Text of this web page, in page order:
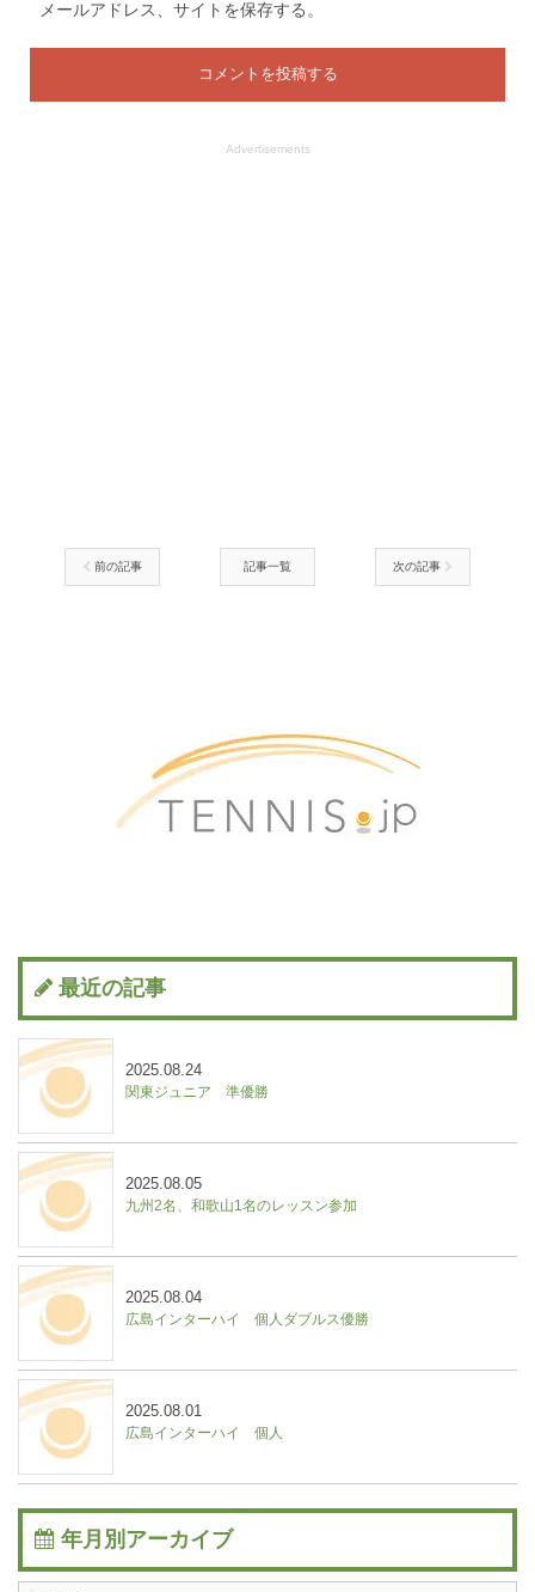
メールアドレス、サイトを保存する。
Advertisements
前の記事 記事一覧 次の記事
最近の記事
関東ジュニア 準優勝
2025.08.24
九州2名、和歌山1名のレッスン参加
2025.08.05
広島インターハイ 個人ダブルス優勝
2025.08.04
広島インターハイ 個人
2025.08.01
年月別アーカイブ